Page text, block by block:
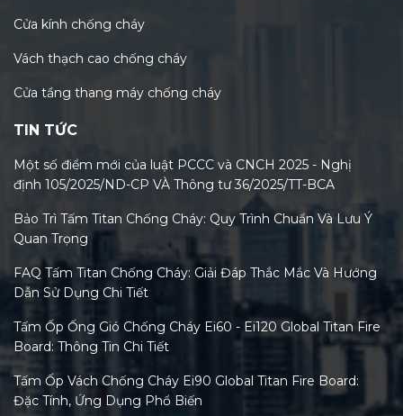
Cửa kính chống cháy
Vách thạch cao chống cháy
Cửa tầng thang máy chống cháy
TIN TỨC
Một số điểm mới của luật PCCC và CNCH 2025 - Nghị
định 105/2025/ND-CP VÀ Thông tư 36/2025/TT-BCA
Bảo Trì Tấm Titan Chống Cháy: Quy Trình Chuẩn Và Lưu Ý
Quan Trọng
FAQ Tấm Titan Chống Cháy: Giải Đáp Thắc Mắc Và Hướng
Dẫn Sử Dụng Chi Tiết
Tấm Ốp Ống Gió Chống Cháy Ei60 - Ei120 Global Titan Fire
Board: Thông Tin Chi Tiết
Tấm Ốp Vách Chống Cháy Ei90 Global Titan Fire Board:
Đặc Tính, Ứng Dụng Phổ Biến